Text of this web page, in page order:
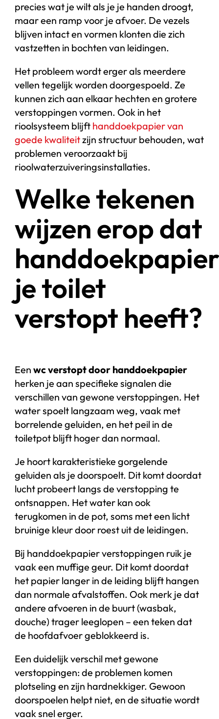
precies wat je wilt als je je handen droogt,
maar een ramp voor je afvoer. De vezels
blijven intact en vormen klonten die zich
vastzetten in bochten van leidingen.
Het probleem wordt erger als meerdere
vellen tegelijk worden doorgespoeld. Ze
kunnen zich aan elkaar hechten en grotere
verstoppingen vormen. Ook in het
rioolsysteem blijft handdoekpapier van
goede kwaliteitzijn structuur behouden, wat
problemen veroorzaakt bij
rioolwaterzuiveringsinstallaties.
Welke tekenen
wijzen erop dat
handdoekpapier
je toilet
verstopt heeft?
Een wc verstopt door handdoekpapier
herken je aan specifieke signalen die
verschillen van gewone verstoppingen. Het
water spoelt langzaam weg, vaak met
borrelende geluiden, en het peil in de
toiletpot blijft hoger dan normaal.
Je hoort karakteristieke gorgelende
geluiden als je doorspoelt. Dit komt doordat
lucht probeert langs de verstopping te
ontsnappen. Het water kan ook
terugkomen in de pot, soms met een licht
bruinige kleur door roest uit de leidingen.
Bij handdoekpapier verstoppingen ruik je
vaak een muffige geur. Dit komt doordat
het papier langer in de leiding blijft hangen
dan normale afvalstoffen. Ook merk je dat
andere afvoeren in de buurt (wasbak,
douche) trager leeglopen – een teken dat
de hoofdafvoer geblokkeerd is.
Een duidelijk verschil met gewone
verstoppingen: de problemen komen
plotseling en zijn hardnekkiger. Gewoon
doorspoelen helpt niet, en de situatie wordt
vaak snel erger.